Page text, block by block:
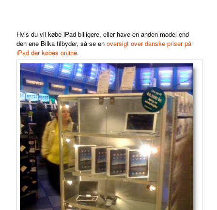
Hvis du vil købe iPad billigere, eller have en anden model end
den ene Bilka tilbyder, så se enoversigt over danske priser på
iPad der købes online.